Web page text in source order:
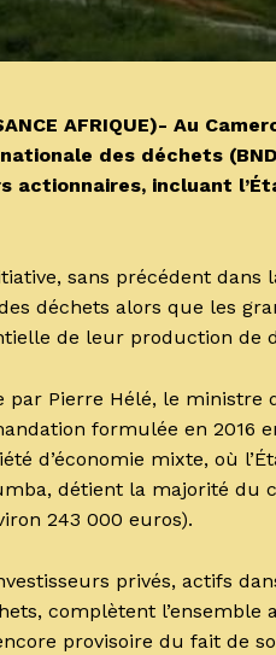
AFRIQUE)- Au
des déchets
actionnaires, incluant
sans précédent
déchets alors que les
de leur production de
par Pierre Hélé, le ministre
formulée en 2016
d’économie mixte, où
détient la majorité du
243 000 euros).
privés, actifs
complètent l’ensemble
provisoire du fait de